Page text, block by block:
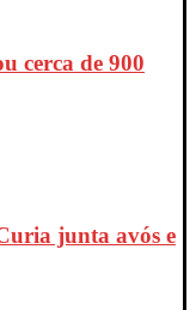
cerca de 900
junta avós e